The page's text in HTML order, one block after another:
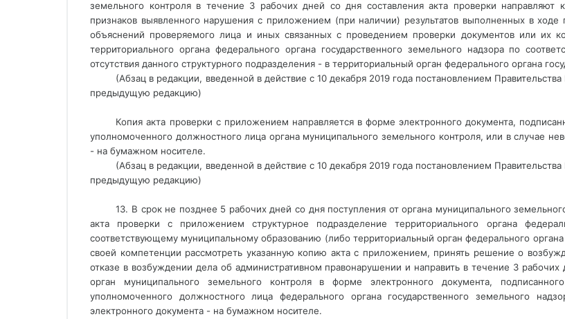
земельного контроля в течение 3 рабочих дней со дня составления акта проверки
признаков выявленного нарушения с приложением (при наличии) результатов выполненных в
объяснений проверяемого лица и иных связанных с проведением проверки документов или их
территориального органа федерального органа государственного земельного надзора по
отсутствия данного структурного подразделения - в территориальный орган федерального органа
(Абзац в редакции, введенной в действие с 10 декабря 2019 года постановлением
предыдущую редакцию)
Копия акта проверки с приложением направляется в форме электронного документа,
уполномоченного должностного лица органа муниципального земельного контроля, или в случае
- на бумажном носителе.
(Абзац в редакции, введенной в действие с 10 декабря 2019 года постановлением
предыдущую редакцию)
13. В срок не позднее 5 рабочих дней со дня поступления от органа муниципального
акта проверки с приложением структурное подразделение территориального органа
соответствующему муниципальному образованию (либо территориальный орган федерального
своей компетенции рассмотреть указанную копию акта с приложением, принять решение о
отказе в возбуждении дела об административном правонарушении и направить в течение 3
орган муниципального земельного контроля в форме электронного документа,
уполномоченного должностного лица федерального органа государственного земельного
электронного документа - на бумажном носителе.